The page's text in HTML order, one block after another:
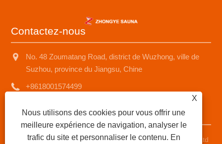
Contactez-nous
No. 48 Zoumatang Road, district de Wuzhong, ville de
Suzhou, province du Jiangsu, Chine
+8618001574499
Copyright © 2025 Suzhou Zhongye Sauna Equipment Co., Ltd
X
Nous utilisons des cookies pour vous offrir une
meilleure expérience de navigation, analyser le
trafic du site et personnaliser le contenu. En